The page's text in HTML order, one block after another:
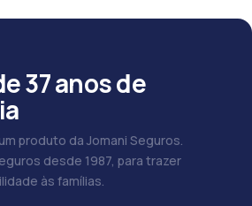
37 anos de
produto da Jomani Seguros.
desde 1987, para trazer
às famílias.